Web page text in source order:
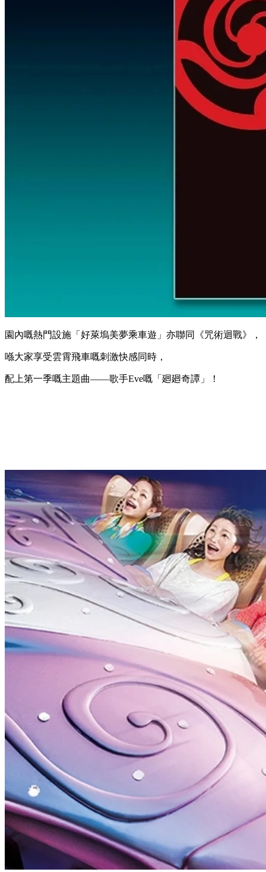
園內嘅熱門設施「好萊塢美夢乘車遊」亦聯同《咒術迴戰》，
喺大家享受雲霄飛車嘅刺激快感同時，
配上第一季嘅主題曲——歌手Eve嘅「廻廻奇譚」！